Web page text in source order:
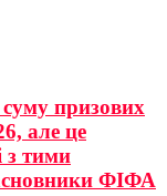
призових
але це
з тими
ФІФА